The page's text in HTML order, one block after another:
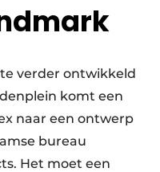
verder ontwikkeld
komt een
naar een ontwerp
bureau
Het moet een